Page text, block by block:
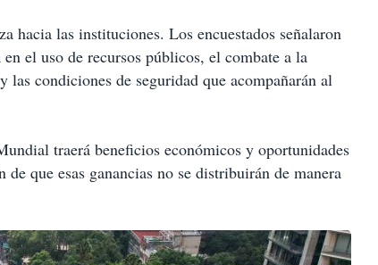
hacia las instituciones. Los encuestados señalaron
el uso de recursos públicos, el combate a la
condiciones de seguridad que acompañarán al
traerá beneficios económicos y oportunidades
que esas ganancias no se distribuirán de manera